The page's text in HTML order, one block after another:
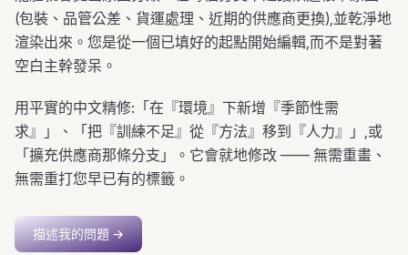
(包裝、品管公差、貨運處理、近期的供應商更換),並乾淨地
渲染出來。您是從一個已填好的起點開始編輯,而不是對著
空白主幹發呆。
用平實的中文精修:「在『環境』下新增『季節性需
求』」、「把『訓練不足』從『方法』移到『人力』」,或
「擴充供應商那條分支」。它會就地修改 —— 無需重畫、
無需重打您早已有的標籤。
描述我的問題→